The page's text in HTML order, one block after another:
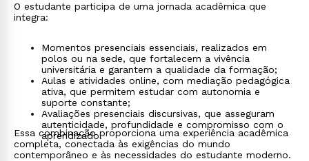
O estudante participa de uma jornada acadêmica que
integra:
Momentos presenciais essenciais, realizados em
polos ou na sede, que fortalecem a vivência
universitária e garantem a qualidade da formação;
Aulas e atividades online, com mediação pedagógica
ativa, que permitem estudar com autonomia e
suporte constante;
Avaliações presenciais discursivas, que asseguram
autenticidade, profundidade e compromisso com o
aprendizado.
Essa combinação proporciona uma experiência acadêmica
completa, conectada às exigências do mundo
contemporâneo e às necessidades do estudante moderno.